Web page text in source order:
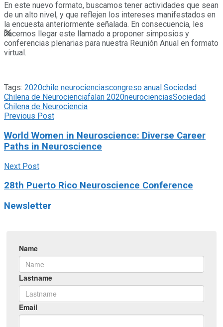
En este nuevo formato, buscamos tener actividades que sean
de un alto nivel, y que reflejen los intereses manifestados en
la encuesta anteriormente señalada. En consecuencia, les
hacemos llegar este llamado a proponer simposios y
conferencias plenarias para nuestra Reunión Anual en formato
virtual.
Tags: 2020chile neurocienciascongreso anual Sociedad
Chilena de Neurocienciafalan 2020neurocienciasSociedad
Chilena de Neurociencia
Previous Post
World Women in Neuroscience: Diverse Career
Paths in Neuroscience
Next Post
28th Puerto Rico Neuroscience Conference
Newsletter